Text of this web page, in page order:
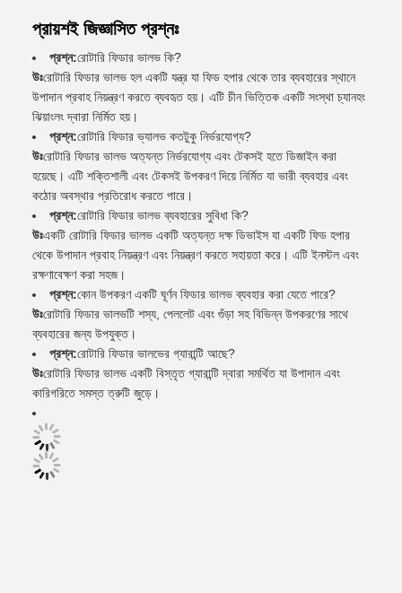
প্রায়শই জিজ্ঞাসিত প্রশ্নঃ
প্রশ্ন:রোটারি ফিডার ভালভ কি?
উঃরোটারি ফিডার ভালভ হল একটি যন্ত্র যা ফিড হপার থেকে তার ব্যবহারের স্থানে
উপাদান প্রবাহ নিয়ন্ত্রণ করতে ব্যবহৃত হয়। এটি চীন ভিত্তিক একটি সংস্থা চ্যানহং
ঝিয়াংলং দ্বারা নির্মিত হয়।
প্রশ্ন:রোটারি ফিডার ভ্যালভ কতটুকু নির্ভরযোগ্য?
উঃরোটারি ফিডার ভালভ অত্যন্ত নির্ভরযোগ্য এবং টেকসই হতে ডিজাইন করা
হয়েছে। এটি শক্তিশালী এবং টেকসই উপকরণ দিয়ে নির্মিত যা ভারী ব্যবহার এবং
কঠোর অবস্থার প্রতিরোধ করতে পারে।
প্রশ্ন:রোটারি ফিডার ভালভ ব্যবহারের সুবিধা কি?
উঃএকটি রোটারি ফিডার ভালভ একটি অত্যন্ত দক্ষ ডিভাইস যা একটি ফিড হপার
থেকে উপাদান প্রবাহ নিয়ন্ত্রণ এবং নিয়ন্ত্রণ করতে সহায়তা করে। এটি ইনস্টল এবং
রক্ষণাবেক্ষণ করা সহজ।
প্রশ্ন:কোন উপকরণ একটি ঘূর্ণন ফিডার ভালভ ব্যবহার করা যেতে পারে?
উঃরোটারি ফিডার ভালভটি শস্য, পেললেট এবং গুঁড়া সহ বিভিন্ন উপকরণের সাথে
ব্যবহারের জন্য উপযুক্ত।
প্রশ্ন:রোটারি ফিডার ভালভের গ্যারান্টি আছে?
উঃরোটারি ফিডার ভালভ একটি বিস্তৃত গ্যারান্টি দ্বারা সমর্থিত যা উপাদান এবং
কারিগরিতে সমস্ত ত্রুটি জুড়ে।